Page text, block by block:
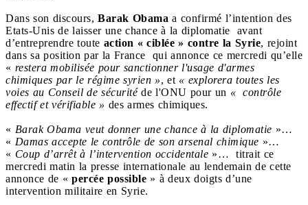
Dans son discours, Barak Obama a confirmé l’intention des
Etats-Unis de laisser une chance à la diplomatie avant
d’entreprendre toute action « ciblée » contre la Syrie, rejoint
dans sa position par la France qui annonce ce mercredi qu’elle
« restera mobilisée pour sanctionner l'usage d'armes
chimiques par le régime syrien », et « explorera toutes les
voies au Conseil de sécurité de l'ONU pour un « contrôle
effectif et vérifiable » des armes chimiques.
« Barak Obama veut donner une chance à la diplomatie »…
« Damas accepte le contrôle de son arsenal chimique »…
« Coup d’arrêt à l’intervention occidentale »… titrait ce
mercredi matin la presse internationale au lendemain de cette
annonce de « percée possible » à deux doigts d’une
intervention militaire en Syrie.